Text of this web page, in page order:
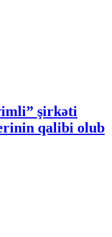
şirkəti
qalibi olub